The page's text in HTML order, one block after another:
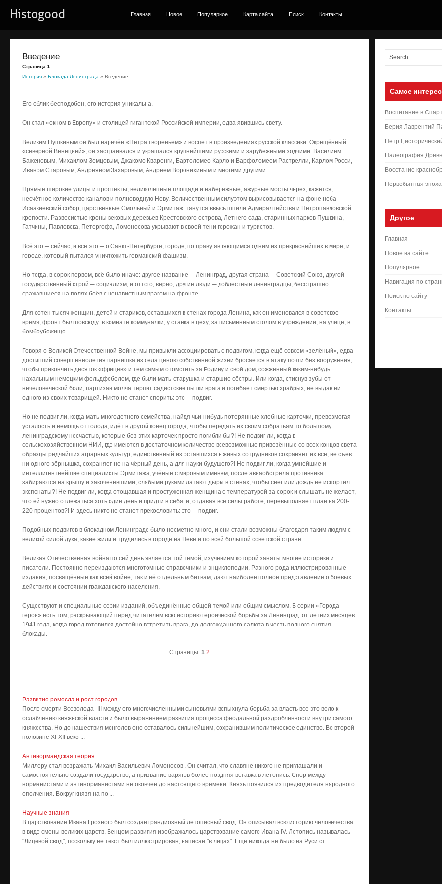
Histogood Главная Новое Популярное Карта сайта Поиск Контакты
Введение
Страница 1
История » Блокада Ленинграда » Введение
Его облик бесподобен, его история уникальна.
Он стал «окном в Европу» и столицей гигантской Российской империи, едва явившись свету.
Великим Пушкиным он был наречён «Петра твореньем» и воспет в произведениях русской классики. Окрещённый
«северной Венецией», он застраивался и украшался крупнейшими русскими и зарубежными зодчими: Василием
Баженовым, Михаилом Земцовым, Джакомо Кваренги, Бартоломео Карло и Варфоломеем Растрелли, Карлом Росси,
Иваном Старовым, Андреяном Захаровым, Андреем Воронихиным и многими другими.
Прямые широкие улицы и проспекты, великолепные площади и набережные, ажурные мосты через, кажется,
несчётное количество каналов и полноводную Неву. Величественным силуэтом вырисовывается на фоне неба
Исаакиевский собор, царственные Смольный и Эрмитаж; тянутся ввысь шпили Адмиралтейства и Петропавловской
крепости. Развесистые кроны вековых деревьев Крестовского острова, Летнего сада, старинных парков Пушкина,
Гатчины, Павловска, Петергофа, Ломоносова укрывают в своей тени горожан и туристов.
Всё это ─ сейчас, и всё это ─ о Санкт-Петербурге, городе, по праву являющимся одним из прекраснейших в мире, и
городе, который пытался уничтожить германский фашизм.
Но тогда, в сорок первом, всё было иначе: другое название ─ Ленинград, другая страна ─ Советский Союз, другой
государственный строй ─ социализм, и оттого, верно, другие люди ─ доблестные ленинградцы, бесстрашно
сражавшиеся на полях боёв с ненавистным врагом на фронте.
Для сотен тысяч женщин, детей и стариков, оставшихся в стенах города Ленина, как он именовался в советское
время, фронт был повсюду: в комнате коммуналки, у станка в цеху, за письменным столом в учреждении, на улице, в
бомбоубежище.
Говоря о Великой Отечественной Войне, мы привыкли ассоциировать с подвигом, когда ещё совсем «зелёный», едва
достигший совершеннолетия парнишка из села ценою собственной жизни бросается в атаку почти без вооружения,
чтобы прикончить десяток «фрицев» и тем самым отомстить за Родину и свой дом, сожженный каким-нибудь
нахальным немецким фельдфебелем, где были мать-старушка и старшие сёстры. Или когда, стиснув зубы от
нечеловеческой боли, партизан молча терпит садистские пытки врага и погибает смертью храбрых, не выдав ни
одного из своих товарищей. Никто не станет спорить: это ─ подвиг.
Но не подвиг ли, когда мать многодетного семейства, найдя чьи-нибудь потерянные хлебные карточки, превозмогая
усталость и немощь от голода, идёт в другой конец города, чтобы передать их своим собратьям по большому
ленинградскому несчастью, которые без этих карточек просто погибли бы?! Не подвиг ли, когда в
сельскохозяйственном НИИ, где имеются в достаточном количестве всевозможные привезённые со всех концов света
образцы редчайших аграрных культур, единственный из оставшихся в живых сотрудников сохраняет их все, не съев
ни одного зёрнышка, сохраняет не на чёрный день, а для науки будущего?! Не подвиг ли, когда умнейшие и
интеллигентнейшие специалисты Эрмитажа, учёные с мировым именем, после авиаобстрела противника
забираются на крышу и закоченевшими, слабыми руками латают дыры в стенах, чтобы снег или дождь не испортил
экспонаты?! Не подвиг ли, когда отощавшая и простуженная женщина с температурой за сорок и слышать не желает,
что ей нужно отлежаться хоть один день и придти в себя, и, отдавая все силы работе, перевыполняет план на 200-
220 процентов?! И здесь никто не станет прекословить: это ─ подвиг.
Подобных подвигов в блокадном Ленинграде было несметно много, и они стали возможны благодаря таким людям с
великой силой духа, какие жили и трудились в городе на Неве и по всей большой советской стране.
Великая Отечественная война по сей день является той темой, изучением которой заняты многие историки и
писатели. Постоянно переиздаются многотомные справочники и энциклопедии. Разного рода иллюстрированные
издания, посвящённые как всей войне, так и её отдельным битвам, дают наиболее полное представление о боевых
действиях и состоянии гражданского населения.
Существуют и специальные серии изданий, объединённые общей темой или общим смыслом. В серии «Города-
герои» есть том, раскрывающий перед читателем всю историю героической борьбы за Ленинград: от летних месяцев
1941 года, когда город готовился достойно встретить врага, до долгожданного салюта в честь полного снятия
блокады.
Страницы: 1 2
Развитие ремесла и рост городов
После смерти Всеволода -III между его многочисленными сыновьями вспыхнула борьба за власть все это вело к
ослаблению княжеской власти и было выражением развития процесса феодальной раздробленности внутри самого
княжества. Но до нашествия монголов оно оставалось сильнейшим, сохранившим политическое единство. Во второй
половине XI-XII веко ...
Антинормандская теория
Миллеру стал возражать Михаил Васильевич Ломоносов . Он считал, что славяне никого не приглашали и
самостоятельно создали государство, а призвание варягов более поздняя вставка в летопись. Спор между
норманистами и антинорманистами не окончен до настоящего времени. Князь появился из предводителя народного
ополчения. Вокруг князя на по ...
Научные знания
В царствование Ивана Грозного был создан грандиозный летописный свод. Он описывал всю историю человечества
в виде смены великих царств. Венцом развития изображалось царствование самого Ивана IV. Летопись называлась
"Лицевой свод", поскольку ее текст был иллюстрирован, написан "в лицах". Еще никогда не было на Руси ст ...
Самое
Воспитание в
Берия Лаврентий
Петр I,
Палеография
Восстание
Первобытная
Другое
Главная
Новое на сайте
Популярное
Навигация по
Поиск по сайту
Контакты